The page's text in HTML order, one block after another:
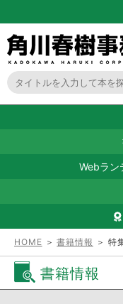
Webラン
HOME ＞書籍情報 ＞ 特
書籍情報